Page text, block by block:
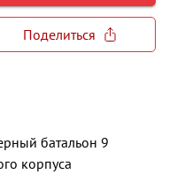
Поделиться
батальон 9
корпуса